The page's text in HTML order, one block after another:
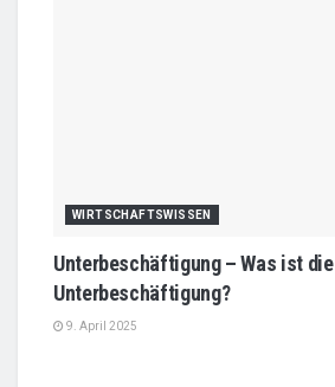
WIRTSCHAFTSWISSEN
Unterbeschäftigung – Was ist die
Unterbeschäftigung?
9. April 2025